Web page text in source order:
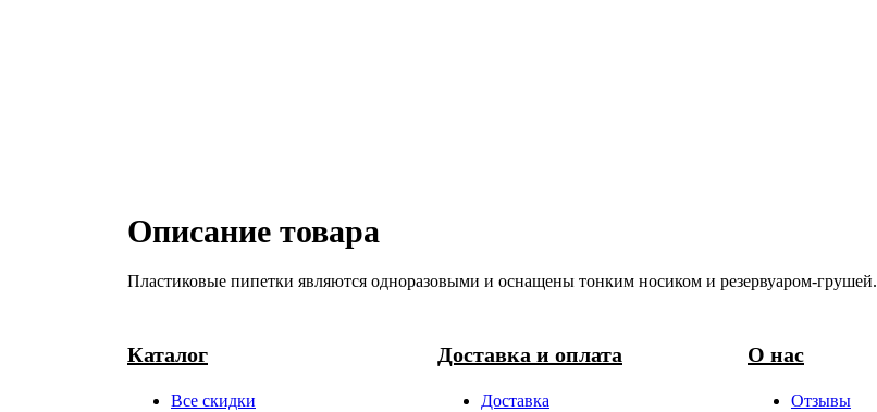
Описание товара
Пластиковые пипетки являются одноразовыми и оснащены тонким носиком и резервуаром-грушей.
Каталог
Все скидки
Доставка и оплата
Доставка
О нас
Отзывы